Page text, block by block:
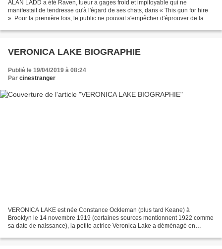
ALAN LADD a été Raven, tueur à gages froid et impitoyable qui ne
manifestait de tendresse qu'à l'égard de ses chats, dans « This gun for hire
». Pour la première fois, le public ne pouvait s'empêcher d'éprouver de la
VERONICA LAKE BIOGRAPHIE
Publié le 19/04/2019 à 08:24
Par cinestranger
VERONICA LAKE est née Constance Ockleman (plus tard Keane) à
Brooklyn le 14 novembre 1919 (certaines sources mentionnent 1922 comme
sa date de naissance), la petite actrice Veronica Lake a déménagé en